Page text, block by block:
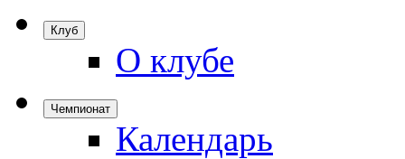
Клуб
О клубе
Чемпионат
Календарь